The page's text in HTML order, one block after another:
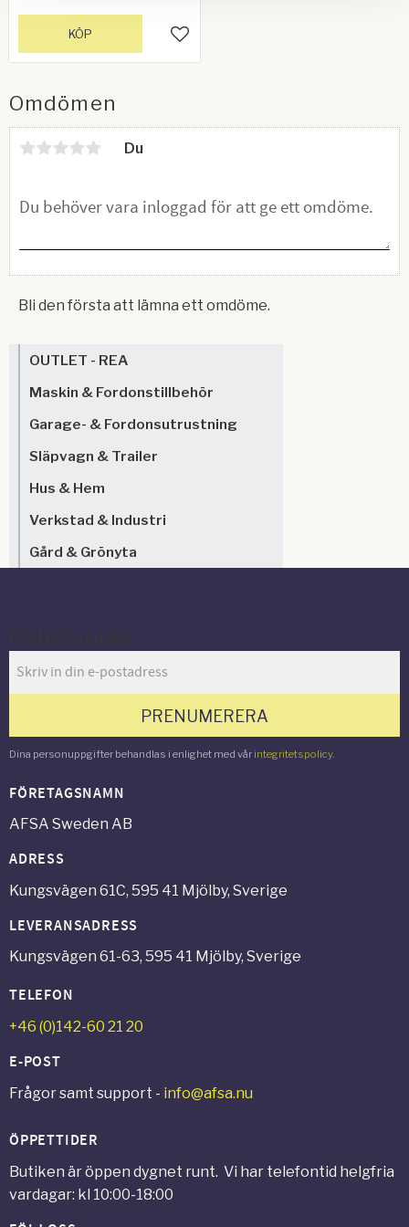
Omdömen
Du
Bli den första att lämna ett omdöme.
Lägg till i favoriter
KÖP
OUTLET - REA
Maskin & Fordonstillbehör
Garage- & Fordonsutrustning
Släpvagn & Trailer
Hus & Hem
Verkstad & Industri
Gård & Grönyta
PRENUMERERA
Dina personuppgifter behandlas i enlighet med vår integritetspolicy.
FÖRETAGSNAMN
AFSA Sweden AB
ADRESS
Kungsvägen 61C, 595 41 Mjölby, Sverige
LEVERANSADRESS
Kungsvägen 61-63, 595 41 Mjölby, Sverige
TELEFON
+46 (0)142-60 21 20
E-POST
Frågor samt support - info@afsa.nu
ÖPPETTIDER
Butiken är öppen dygnet runt. Vi har telefontid helgfria
vardagar: kl 10:00-18:00